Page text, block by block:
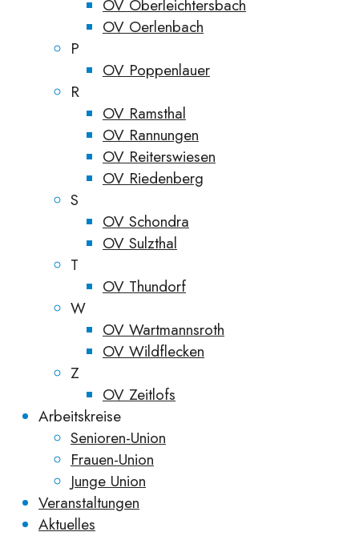
OV Oberleichtersbach
OV Oerlenbach
P
OV Poppenlauer
R
OV Ramsthal
OV Rannungen
OV Reiterswiesen
OV Riedenberg
S
OV Schondra
OV Sulzthal
T
OV Thundorf
W
OV Wartmannsroth
OV Wildflecken
Z
OV Zeitlofs
Arbeitskreise
Senioren-Union
Frauen-Union
Junge Union
Veranstaltungen
Aktuelles